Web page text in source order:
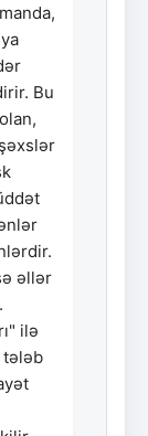
Bu
əllər
ilə
tələb